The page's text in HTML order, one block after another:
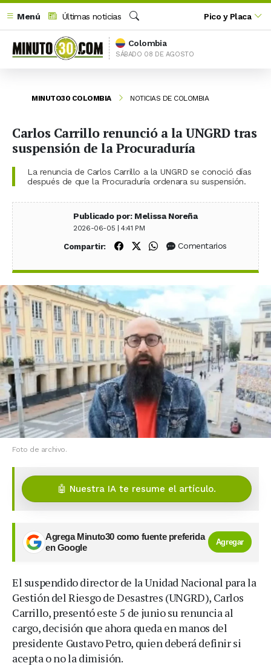
Menú
Últimas noticias
Buscar
Pico y Placa
Colombia
SÁBADO 08 DE AGOSTO
MINUTO30 COLOMBIA NOTICIAS DE COLOMBIA
Carlos Carrillo renunció a la UNGRD tras
suspensión de la Procuraduría
La renuncia de Carlos Carrillo a la UNGRD se conoció días
después de que la Procuraduría ordenara su suspensión.
Publicado por: Melissa Noreña
2026-06-05 | 4:41 PM
Compartir: Compartir en Facebook
Compartir en X (Twitter)
Compartir en WhatsApp
Comentarios
Foto de archivo.
🤖 Nuestra IA te resume el artículo.
Agrega Minuto30 como fuente preferida
en Google
Agregar
El suspendido director de la Unidad Nacional para la
Gestión del Riesgo de Desastres (UNGRD), Carlos
Carrillo, presentó este 5 de junio su renuncia al
cargo, decisión que ahora queda en manos del
presidente Gustavo Petro, quien deberá definir si
acepta o no la dimisión.